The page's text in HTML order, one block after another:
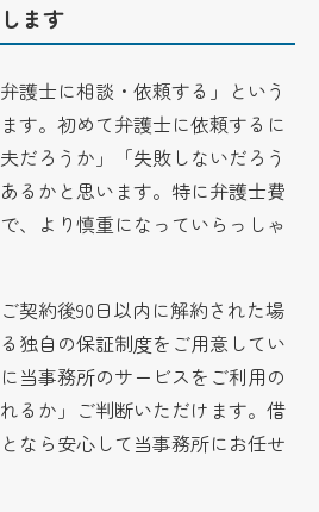
ます
護士に相談・依頼する」という
す。初めて弁護士に依頼するに
だろうか」「失敗しないだろう
るかと思います。特に弁護士費
、より慎重になっていらっしゃ
契約後90日以内に解約された場
独自の保証制度をご用意してい
当事務所のサービスをご利用の
るか」ご判断いただけます。借
なら安心して当事務所にお任せ